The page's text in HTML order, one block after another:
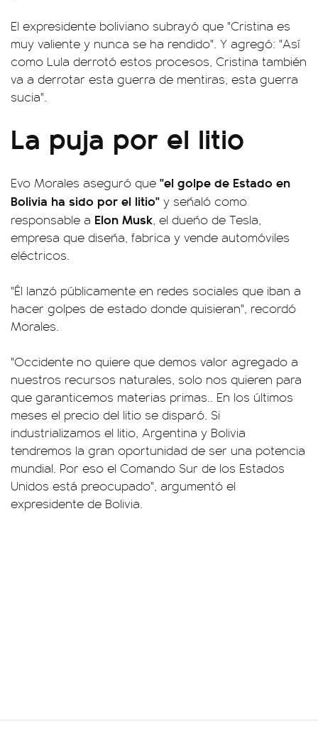
El expresidente boliviano subrayó que "Cristina es
muy valiente y nunca se ha rendido". Y agregó: "Así
como Lula derrotó estos procesos, Cristina también
va a derrotar esta guerra de mentiras, esta guerra
sucia".
La puja por el litio
Evo Morales aseguró que "el golpe de Estado en
Bolivia ha sido por el litio" y señaló como
responsable a Elon Musk, el dueño de Tesla,
empresa que diseña, fabrica y vende automóviles
eléctricos.
"Él lanzó públicamente en redes sociales que iban a
hacer golpes de estado donde quisieran", recordó
Morales.
"Occidente no quiere que demos valor agregado a
nuestros recursos naturales, solo nos quieren para
que garanticemos materias primas.. En los últimos
meses el precio del litio se disparó. Si
industrializamos el litio, Argentina y Bolivia
tendremos la gran oportunidad de ser una potencia
mundial. Por eso el Comando Sur de los Estados
Unidos está preocupado", argumentó el
expresidente de Bolivia.